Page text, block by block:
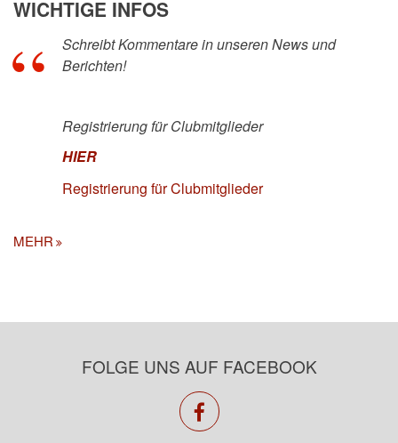
WICHTIGE INFOS
Schreibt Kommentare in unseren News und
Berichten!
Registrierung für Clubmitglieder
HIER
Registrierung für Clubmitglieder
MEHR
FOLGE UNS AUF FACEBOOK
facebook